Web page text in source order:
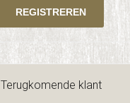
Terugkomende klant